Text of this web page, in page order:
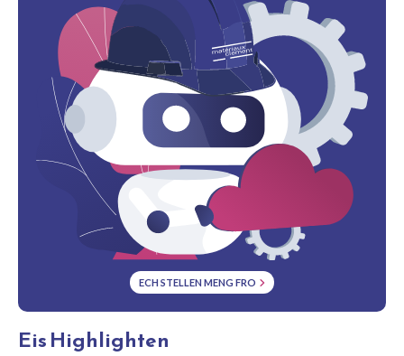
ECH STELLEN MENG FRO
Eis Highlighten